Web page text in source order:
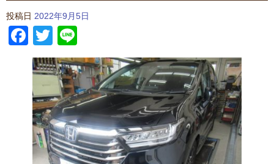
投稿日 2022年9月5日
Facebook
Twitter